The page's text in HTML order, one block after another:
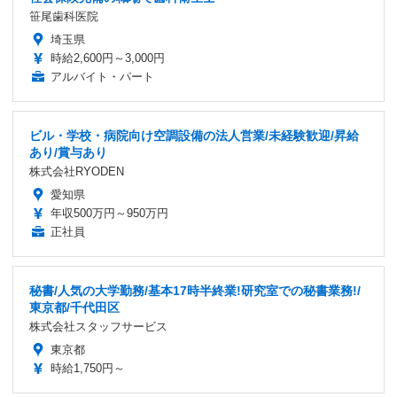
笹尾歯科医院
埼玉県
時給2,600円～3,000円
アルバイト・パート
ビル・学校・病院向け空調設備の法人営業/未経験歓迎/昇給
あり/賞与あり
株式会社RYODEN
愛知県
年収500万円～950万円
正社員
秘書/人気の大学勤務/基本17時半終業!研究室での秘書業務!/
東京都/千代田区
株式会社スタッフサービス
東京都
時給1,750円～